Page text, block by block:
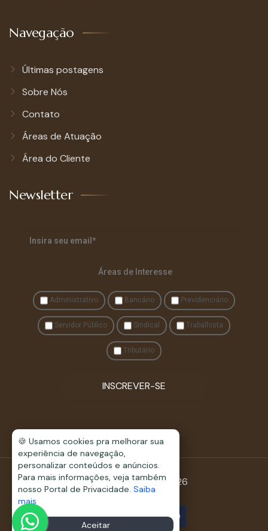
Navegação
Últimas postagens
Sobre Nós
Contato
Áreas de Atuação
Área do Cliente
Newsletter
Áreas de Interesse
Administrativo Bancário Previdenciário
Servidor Público Sindical Trabalhista
Tributário
INSCREVER-SE
© Fonseca & Assis 2026
🍪 Usamos cookies pra melhorar sua
experiência de navegação,
personalizar conteúdos e anúncios.
Para mais informações, veja também
nosso Portal de Privacidade. Saiba
mais
Aceitar